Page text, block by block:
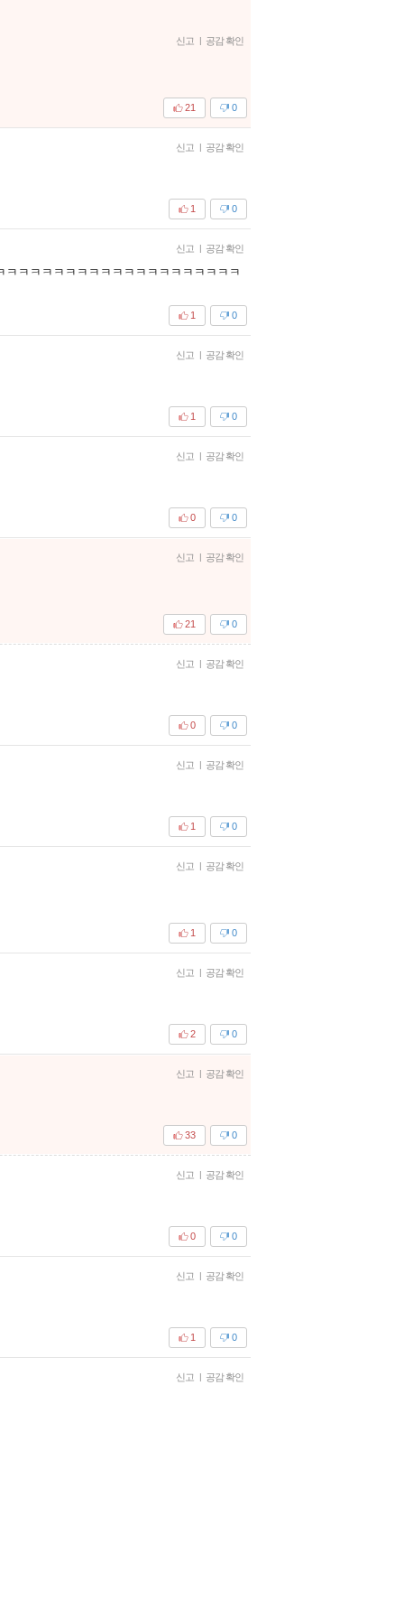
신고 | 공감 확인
0
21
신고 | 공감 확인
0
1
신고 | 공감 확인
ㅋㅋㅋㅋㅋㅋㅋㅋㅋㅋㅋㅋㅋㅋㅋㅋㅋㅋㅋ
0
1
신고 | 공감 확인
0
1
신고 | 공감 확인
0
0
신고 | 공감 확인
0
21
신고 | 공감 확인
0
0
신고 | 공감 확인
0
1
신고 | 공감 확인
0
1
신고 | 공감 확인
0
2
신고 | 공감 확인
0
33
신고 | 공감 확인
0
0
신고 | 공감 확인
0
1
신고 | 공감 확인